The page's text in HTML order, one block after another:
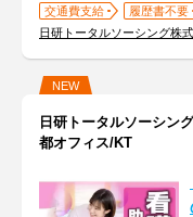
交通費支給
履歴書不要
日研トータルソーシング株
NEW
日研トータルソーシ
都オフィス/KT